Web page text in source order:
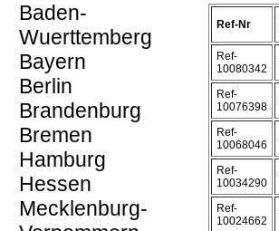
Baden-
Wuerttemberg
Bayern
Berlin
Brandenburg
Bremen
Hamburg
Hessen
Mecklenburg-
Ref-Nr
Ref-
10080342
Ref-
10076398
Ref-
10068046
Ref-
10034290
Ref-
10024662